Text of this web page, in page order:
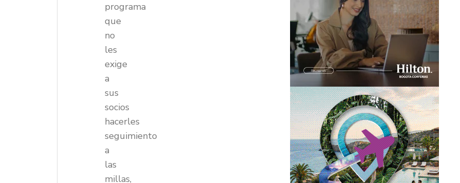
programa
que
no
les
exige
a
sus
socios
hacerles
seguimiento
a
las
millas,